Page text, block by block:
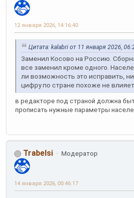
12 января 2026, 14:16:40
Цитата: kalabri от 11 января 2026,
Заменил Косово на Россию.
все заменил кроме одного.
ли возможность это исправить,
цифру по стране похоже не
в редакторе под страной должна
прописать нужные параметры
Trabelsi Модератор
14 января 2026, 00:46:17